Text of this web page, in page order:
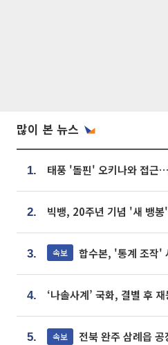
많이 본 뉴스
1.
2.
3. 속보 합수본, '통계 조작' 서울·경기
4.
5. 속보 전북 완주 삼례읍 공